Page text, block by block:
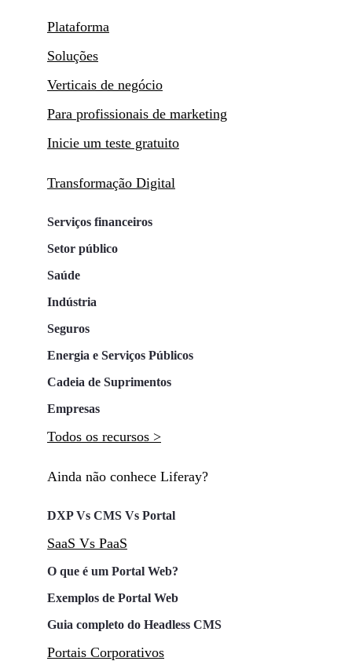
Plataforma
Soluções
Verticais de negócio
Para profissionais de marketing
Inicie um teste gratuito
Transformação Digital
Serviços financeiros
Setor público
Saúde
Indústria
Seguros
Energia e Serviços Públicos
Cadeia de Suprimentos
Empresas
Todos os recursos >
Ainda não conhece Liferay?
DXP Vs CMS Vs Portal
SaaS Vs PaaS
O que é um Portal Web?
Exemplos de Portal Web
Guia completo do Headless CMS
Portais Corporativos